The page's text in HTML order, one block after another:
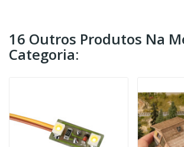
16 Outros Produtos Na
Categoria: